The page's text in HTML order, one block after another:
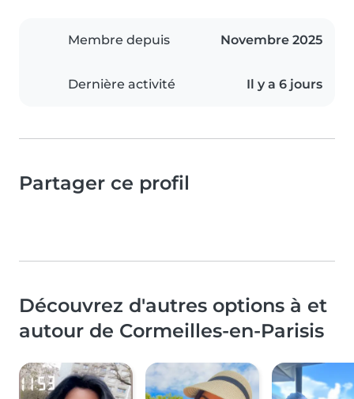
Membre depuis Novembre 2025
Dernière activité Il y a 6 jours
Partager ce profil
Découvrez d'autres options à et
autour de Cormeilles-en-Parisis